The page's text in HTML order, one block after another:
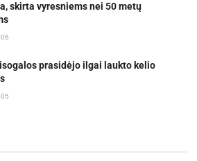
skirta vyresniems nei 50 metų
prasidėjo ilgai laukto kelio